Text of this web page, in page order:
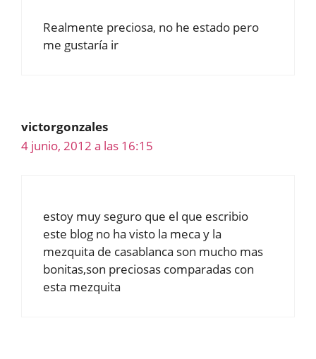
Realmente preciosa, no he estado pero
me gustaría ir
victorgonzales
4 junio, 2012 a las 16:15
estoy muy seguro que el que escribio
este blog no ha visto la meca y la
mezquita de casablanca son mucho mas
bonitas,son preciosas comparadas con
esta mezquita